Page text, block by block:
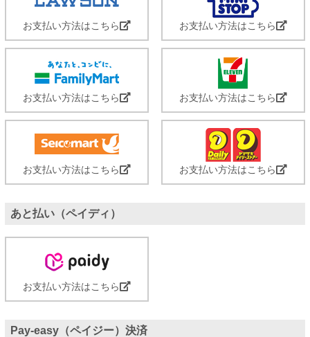
お支払い方法はこちら お支払い方法はこちら
お支払い方法はこちら お支払い方法はこちら
お支払い方法はこちら お支払い方法はこちら
あと払い（ペイディ）
お支払い方法はこちら
Pay-easy（ペイジー）決済